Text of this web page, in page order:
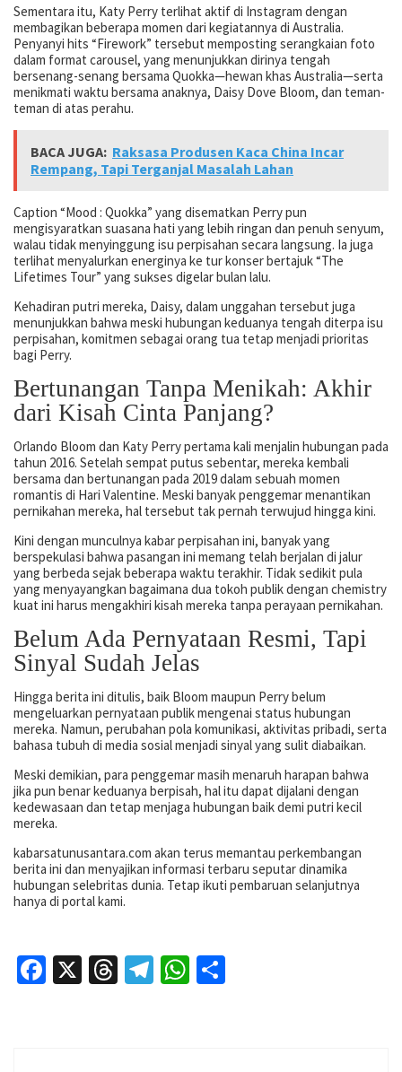
Sementara itu, Katy Perry terlihat aktif di Instagram dengan
membagikan beberapa momen dari kegiatannya di Australia.
Penyanyi hits “Firework” tersebut memposting serangkaian foto
dalam format carousel, yang menunjukkan dirinya tengah
bersenang-senang bersama Quokka—hewan khas Australia—serta
menikmati waktu bersama anaknya, Daisy Dove Bloom, dan teman-
teman di atas perahu.
BACA JUGA: Raksasa Produsen Kaca China Incar
Rempang, Tapi Terganjal Masalah Lahan
Caption “Mood : Quokka” yang disematkan Perry pun
mengisyaratkan suasana hati yang lebih ringan dan penuh senyum,
walau tidak menyinggung isu perpisahan secara langsung. Ia juga
terlihat menyalurkan energinya ke tur konser bertajuk “The
Lifetimes Tour” yang sukses digelar bulan lalu.
Kehadiran putri mereka, Daisy, dalam unggahan tersebut juga
menunjukkan bahwa meski hubungan keduanya tengah diterpa isu
perpisahan, komitmen sebagai orang tua tetap menjadi prioritas
bagi Perry.
Bertunangan Tanpa Menikah: Akhir
dari Kisah Cinta Panjang?
Orlando Bloom dan Katy Perry pertama kali menjalin hubungan pada
tahun 2016. Setelah sempat putus sebentar, mereka kembali
bersama dan bertunangan pada 2019 dalam sebuah momen
romantis di Hari Valentine. Meski banyak penggemar menantikan
pernikahan mereka, hal tersebut tak pernah terwujud hingga kini.
Kini dengan munculnya kabar perpisahan ini, banyak yang
berspekulasi bahwa pasangan ini memang telah berjalan di jalur
yang berbeda sejak beberapa waktu terakhir. Tidak sedikit pula
yang menyayangkan bagaimana dua tokoh publik dengan chemistry
kuat ini harus mengakhiri kisah mereka tanpa perayaan pernikahan.
Belum Ada Pernyataan Resmi, Tapi
Sinyal Sudah Jelas
Hingga berita ini ditulis, baik Bloom maupun Perry belum
mengeluarkan pernyataan publik mengenai status hubungan
mereka. Namun, perubahan pola komunikasi, aktivitas pribadi, serta
bahasa tubuh di media sosial menjadi sinyal yang sulit diabaikan.
Meski demikian, para penggemar masih menaruh harapan bahwa
jika pun benar keduanya berpisah, hal itu dapat dijalani dengan
kedewasaan dan tetap menjaga hubungan baik demi putri kecil
mereka.
kabarsatunusantara.com akan terus memantau perkembangan
berita ini dan menyajikan informasi terbaru seputar dinamika
hubungan selebritas dunia. Tetap ikuti pembaruan selanjutnya
hanya di portal kami.
Facebook
X Threads
Telegram
WhatsApp